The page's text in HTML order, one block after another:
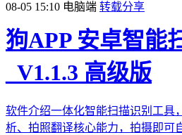
08-05 15:10 电脑端 转载分享
狗APP 安卓智能
_V1.1.3 高级版
软件介绍一体化智能扫描识别工具
析、拍照翻译核心能力，拍摄即可